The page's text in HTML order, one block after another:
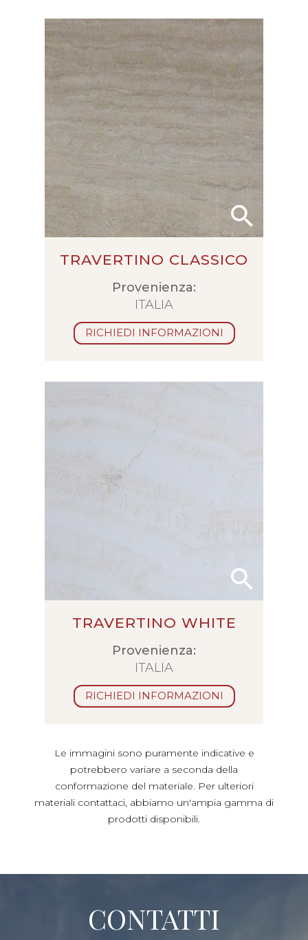
TRAVERTINO CLASSICO
Provenienza:
ITALIA
RICHIEDI INFORMAZIONI
TRAVERTINO WHITE
Provenienza:
ITALIA
RICHIEDI INFORMAZIONI
Le immagini sono puramente indicative e
potrebbero variare a seconda della
conformazione del materiale. Per ulteriori
materiali contattaci, abbiamo un'ampia gamma di
prodotti disponibili.
CONTATTI